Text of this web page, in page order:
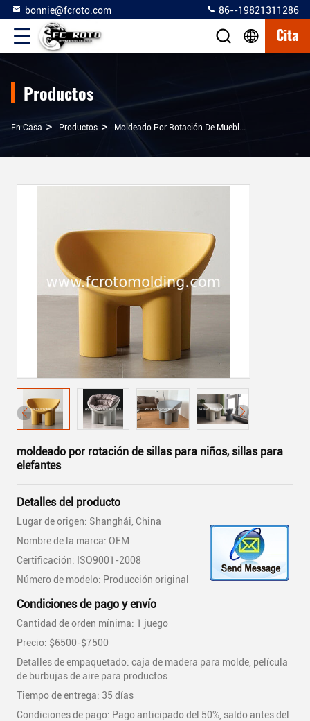
bonnie@fcroto.com 86--19821311286
Cita
Productos
En Casa > Productos > Moldeado Por Rotación De Muebles
moldeado por rotación de sillas para niños, sillas para
elefantes
Detalles del producto
Lugar de origen: Shanghái, China
Nombre de la marca: OEM
Certificación: ISO9001-2008
Número de modelo: Producción original
Condiciones de pago y envío
Cantidad de orden mínima: 1 juego
Precio: $6500-$7500
Detalles de empaquetado: caja de madera para molde, película
de burbujas de aire para productos
Tiempo de entrega: 35 días
Condiciones de pago: Pago anticipado del 50%, saldo antes del